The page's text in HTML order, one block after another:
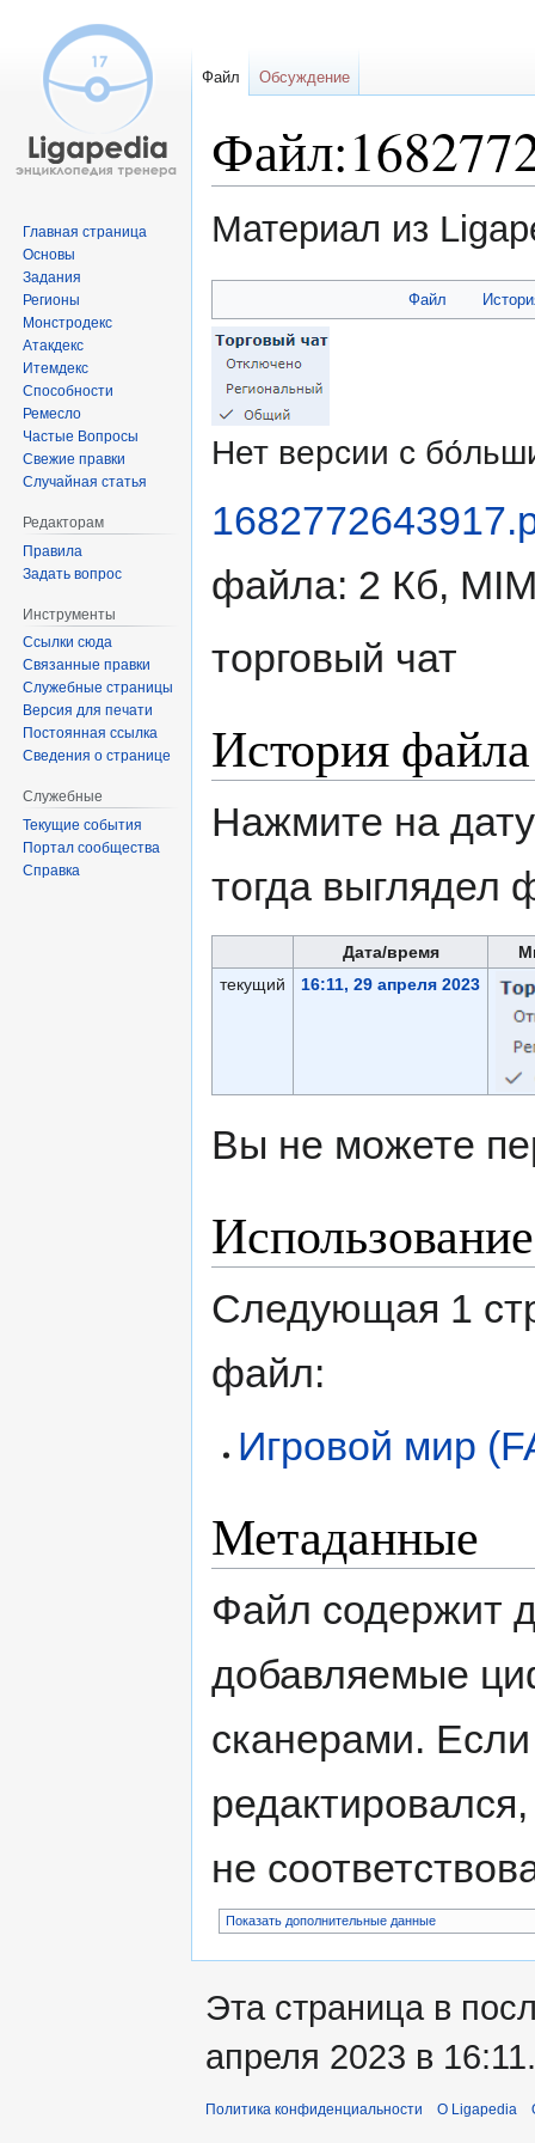
Материал из
к
навигации
к
поиску
Файл
Нет версии с
файла: 2 Кб,
торговый чат
История файла
Нажмите на
тогда выглядел
Дата/время
текущий
16:11, 29 апреля 2023
Вы не можете
Следующая 1
файл:
Игровой мир
Метаданные
Файл содержит
добавляемые
сканерами.
не
Показать дополнительные данные
Файл Обсуждение
Главная страница
Основы
Задания
Регионы
Монстродекс
Атакдекс
Итемдекс
Способности
Ремесло
Частые Вопросы
Свежие правки
Случайная статья
Редакторам
Правила
Задать вопрос
Инструменты
Ссылки сюда
Связанные правки
Служебные страницы
Версия для печати
Постоянная ссылка
Сведения о странице
Служебные
Текущие события
Портал сообщества
Справка
Эта страница в
апреля 2023 в 16:11.
Политика конфиденциальности О Ligapedia